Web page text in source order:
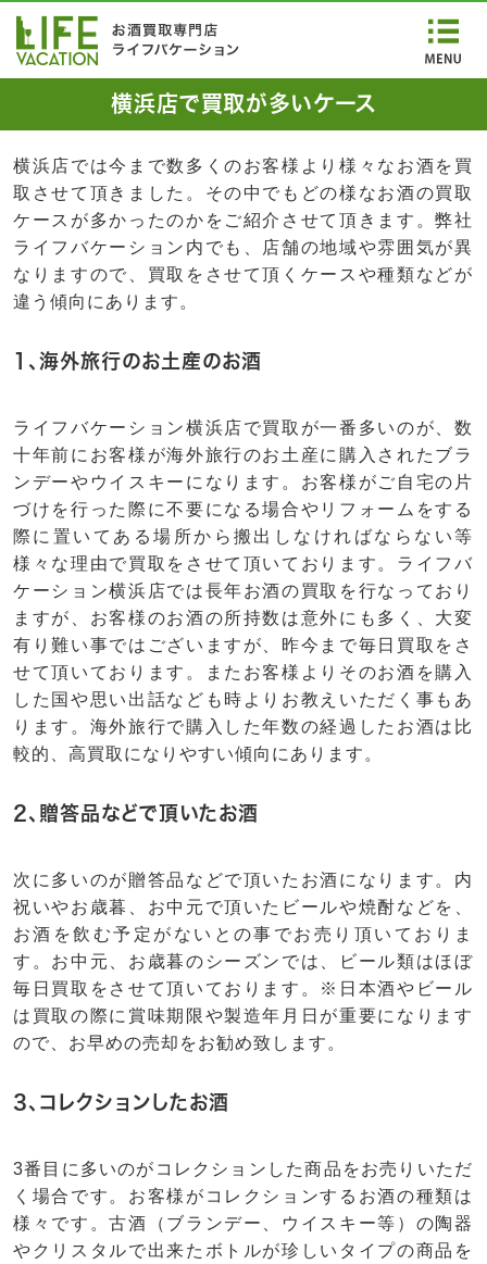
横浜店で買取が多いケース
横浜店では今まで数多くのお客様より様々なお酒を買
取させて頂きました。その中でもどの様なお酒の買取
ケースが多かったのかをご紹介させて頂きます。弊社
ライフバケーション内でも、店舗の地域や雰囲気が異
なりますので、買取をさせて頂くケースや種類などが
違う傾向にあります。
1、海外旅行のお土産のお酒
ライフバケーション横浜店で買取が一番多いのが、数
十年前にお客様が海外旅行のお土産に購入されたブラ
ンデーやウイスキーになります。お客様がご自宅の片
づけを行った際に不要になる場合やリフォームをする
際に置いてある場所から搬出しなければならない等
様々な理由で買取をさせて頂いております。ライフバ
ケーション横浜店では長年お酒の買取を行なっており
ますが、お客様のお酒の所持数は意外にも多く、大変
有り難い事ではございますが、昨今まで毎日買取をさ
せて頂いております。またお客様よりそのお酒を購入
した国や思い出話なども時よりお教えいただく事もあ
ります。海外旅行で購入した年数の経過したお酒は比
較的、高買取になりやすい傾向にあります。
2、贈答品などで頂いたお酒
次に多いのが贈答品などで頂いたお酒になります。内
祝いやお歳暮、お中元で頂いたビールや焼酎などを、
お酒を飲む予定がないとの事でお売り頂いておりま
す。お中元、お歳暮のシーズンでは、ビール類はほぼ
毎日買取をさせて頂いております。※日本酒やビール
は買取の際に賞味期限や製造年月日が重要になります
ので、お早めの売却をお勧め致します。
3、コレクションしたお酒
3番目に多いのがコレクションした商品をお売りいただ
く場合です。お客様がコレクションするお酒の種類は
様々です。古酒（ブランデー、ウイスキー等）の陶器
やクリスタルで出来たボトルが珍しいタイプの商品を